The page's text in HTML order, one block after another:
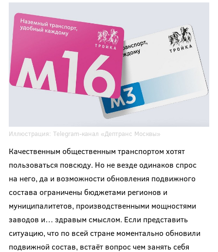
Иллюстрация: Telegram-канал «Дептранс Москвы»
Качественным общественным транспортом хотят
пользоваться повсюду. Но не везде одинаков спрос
на него, да и возможности обновления подвижного
состава ограничены бюджетами регионов и
муниципалитетов, производственными мощностями
заводов и… здравым смыслом. Если представить
ситуацию, что по всей стране моментально обновили
подвижной состав, встаёт вопрос чем занять себя